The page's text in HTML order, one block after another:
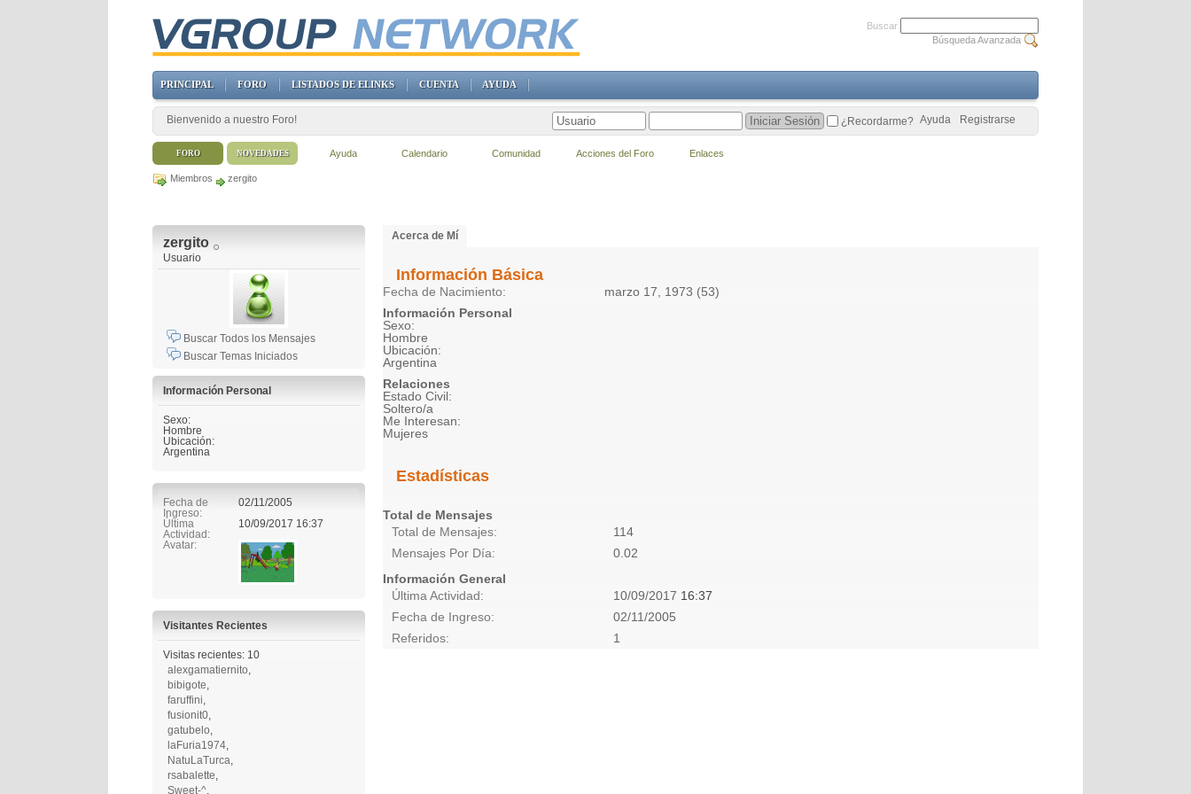
Miembros zergito
zergito
Usuario
Buscar Todos los Mensajes
Buscar Temas Iniciados
Información Personal
Sexo:
Hombre
Ubicación:
Argentina
Fecha de
Ingreso
02/11/2005
Última
Actividad
10/09/2017 16:37
Avatar
Visitantes Recientes
Visitas recientes: 10
alexgamatiernito
bibigote
faruffini
fusionit0
gatubelo
laFuria1974
NatuLaTurca
rsabalette
Sweet-^
Acerca de Mí
Información Básica
Fecha de Nacimiento
marzo 17, 1973 (53)
Información Personal
Sexo:
Hombre
Ubicación:
Argentina
Relaciones
Estado Civil:
Soltero/a
Me Interesan:
Mujeres
Estadísticas
Total de Mensajes
Total de Mensajes
114
Mensajes Por Día
0.02
Información General
Última Actividad
10/09/2017 16:37
Fecha de Ingreso
02/11/2005
Referidos
1
Buscar
Búsqueda Avanzada
PRINCIPAL FORO LISTADOS DE ELINKS CUENTA AYUDA
Bienvenido a nuestro Foro! Registrarse
Ayuda
¿Recordarme?
FORO Ayuda Calendario Comunidad Acciones del Foro Enlaces
NOVEDADES